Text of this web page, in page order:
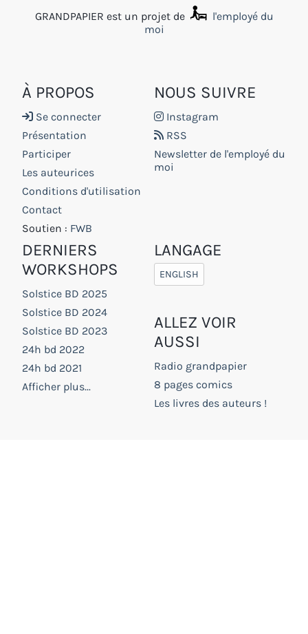
GRANDPAPIER est un projet de
l'employé du
moi
À PROPOS
Se connecter
Présentation
Participer
Les auteurices
Conditions d'utilisation
Contact
Soutien : FWB
NOUS SUIVRE
Instagram
RSS
Newsletter de l'employé du
moi
DERNIERS
WORKSHOPS
Solstice BD 2025
Solstice BD 2024
Solstice BD 2023
24h bd 2022
24h bd 2021
Afficher plus...
LANGAGE
ENGLISH
ALLEZ VOIR
AUSSI
Radio grandpapier
8 pages comics
Les livres des auteurs !